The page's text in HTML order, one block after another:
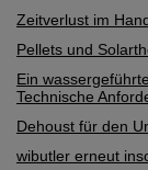
Zeitverlust im
Pellets und
Ein
Technische
Dehoust für den
wibutler erneut